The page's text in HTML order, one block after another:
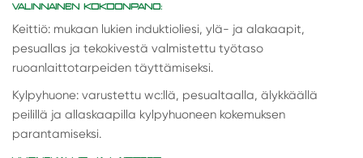
VALINNAINEN KOKOONPANO:
Keittiö: mukaan lukien induktioliesi, ylä- ja alakaapit,
pesuallas ja tekokivestä valmistettu työtaso
ruoanlaittotarpeiden täyttämiseksi.
Kylpyhuone: varustettu wc:llä, pesualtaalla, älykkäällä
peilillä ja allaskaapilla kylpyhuoneen kokemuksen
parantamiseksi.